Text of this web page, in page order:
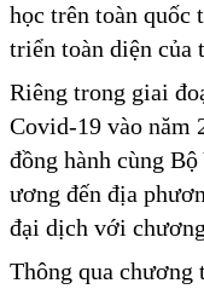
học trên toàn quốc
triển toàn diện của
Riêng trong giai
Covid-19 vào năm
đồng hành cùng
ương đến địa
đại dịch với
Thông qua